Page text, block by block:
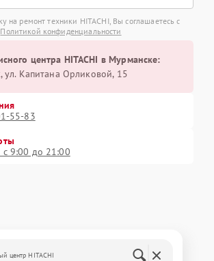
на ремонт техники HITACHI, Вы соглашаетесь с
Политикой конфиденциальности
центра HITACHI в Мурманске:
ул. Капитана Орликовой, 15
55-83
9:00 до 21:00
центр HITACHI